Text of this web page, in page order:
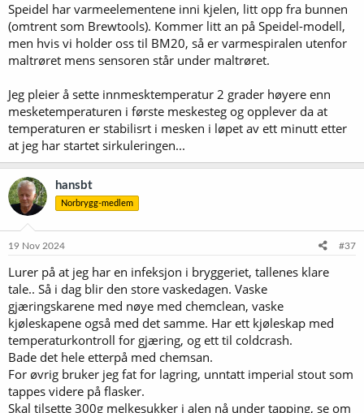
Speidel har varmeelementene inni kjelen, litt opp fra bunnen
(omtrent som Brewtools). Kommer litt an på Speidel-modell,
men hvis vi holder oss til BM20, så er varmespiralen utenfor
maltrøret mens sensoren står under maltrøret.
Jeg pleier å sette innmesktemperatur 2 grader høyere enn
mesketemperaturen i første meskesteg og opplever da at
temperaturen er stabilisrt i mesken i løpet av ett minutt etter
at jeg har startet sirkuleringen...
hansbt
Norbrygg-medlem
19 Nov 2024 #37
Lurer på at jeg har en infeksjon i bryggeriet, tallenes klare
tale.. Så i dag blir den store vaskedagen. Vaske
gjæringskarene med nøye med chemclean, vaske
kjøleskapene også med det samme. Har ett kjøleskap med
temperaturkontroll for gjæring, og ett til coldcrash.
Bade det hele etterpå med chemsan.
For øvrig bruker jeg fat for lagring, unntatt imperial stout som
tappes videre på flasker.
Skal tilsette 300g melkesukker i alen nå under tapping, se om